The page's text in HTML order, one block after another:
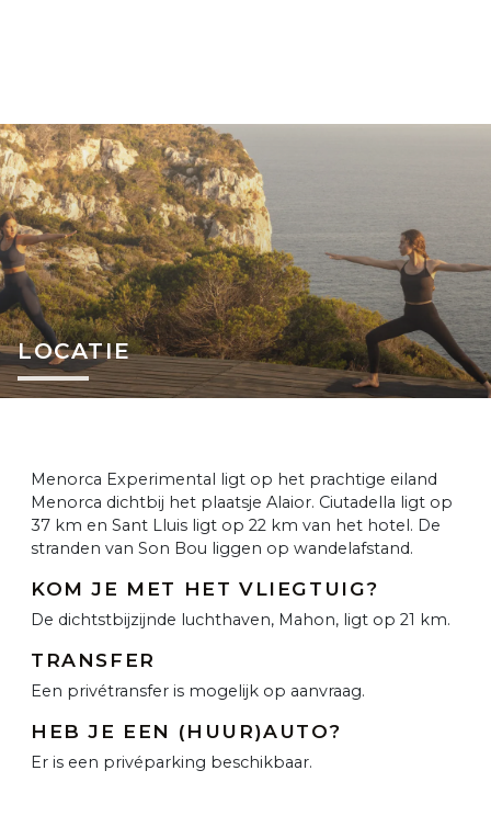
LOCATIE
Menorca Experimental ligt op het prachtige eiland
Menorca dichtbij het plaatsje Alaior. Ciutadella ligt op
37 km en Sant Lluis ligt op 22 km van het hotel. De
stranden van Son Bou liggen op wandelafstand.
KOM JE MET HET VLIEGTUIG?
De dichtstbijzijnde luchthaven, Mahon, ligt op 21 km.
TRANSFER
Een privétransfer is mogelijk op aanvraag.
HEB JE EEN (HUUR)AUTO?
Er is een privéparking beschikbaar.